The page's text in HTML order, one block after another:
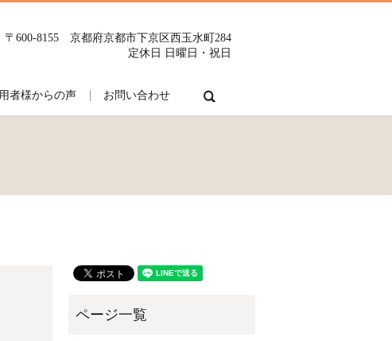
〒600-8155 京都府京都市下京区西玉水町284
定休日 日曜日・祝日
者様からの声 お問い合わせ